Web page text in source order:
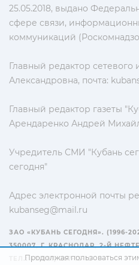
25.05.2018, выдано
сфере связи,
коммуникаций
Главный редактор
Александровна, почта:
Главный редактор газеты
Арендаренко Андрей
Учредитель СМИ "Кубань
сегодня"
Адрес электронной почты
kubanseg@mail.ru
ЗАО «КУБАНЬ СЕГОДНЯ». (1996-
350007, Г. КРАСНОДАР, 2-Й
ТЕЛ.: +7(861) 267-15-15
Продолжая пользоваться